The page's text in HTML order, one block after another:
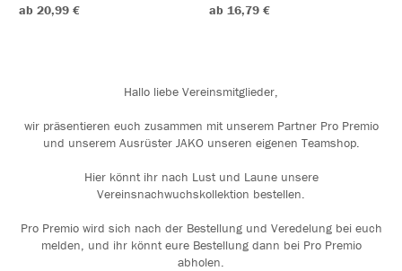
ab 20,99 €
ab 16,79 €
Hallo liebe Vereinsmitglieder,
wir präsentieren euch zusammen mit unserem Partner Pro Premio
und unserem Ausrüster JAKO unseren eigenen Teamshop.
Hier könnt ihr nach Lust und Laune unsere
Vereinsnachwuchskollektion bestellen.
Pro Premio wird sich nach der Bestellung und Veredelung bei euch
melden, und ihr könnt eure Bestellung dann bei Pro Premio
abholen.